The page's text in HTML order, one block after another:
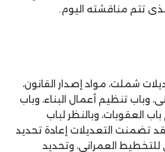
تتم مناقشته اليوم.
شملت، مواد إصدار القانون،
وباب تنظيم أعمال البناء، وباب
باب العقوبات، وبالنظر لباب
تضمنت التعديلات إعادة تحديد
العمرانى، وتحديد